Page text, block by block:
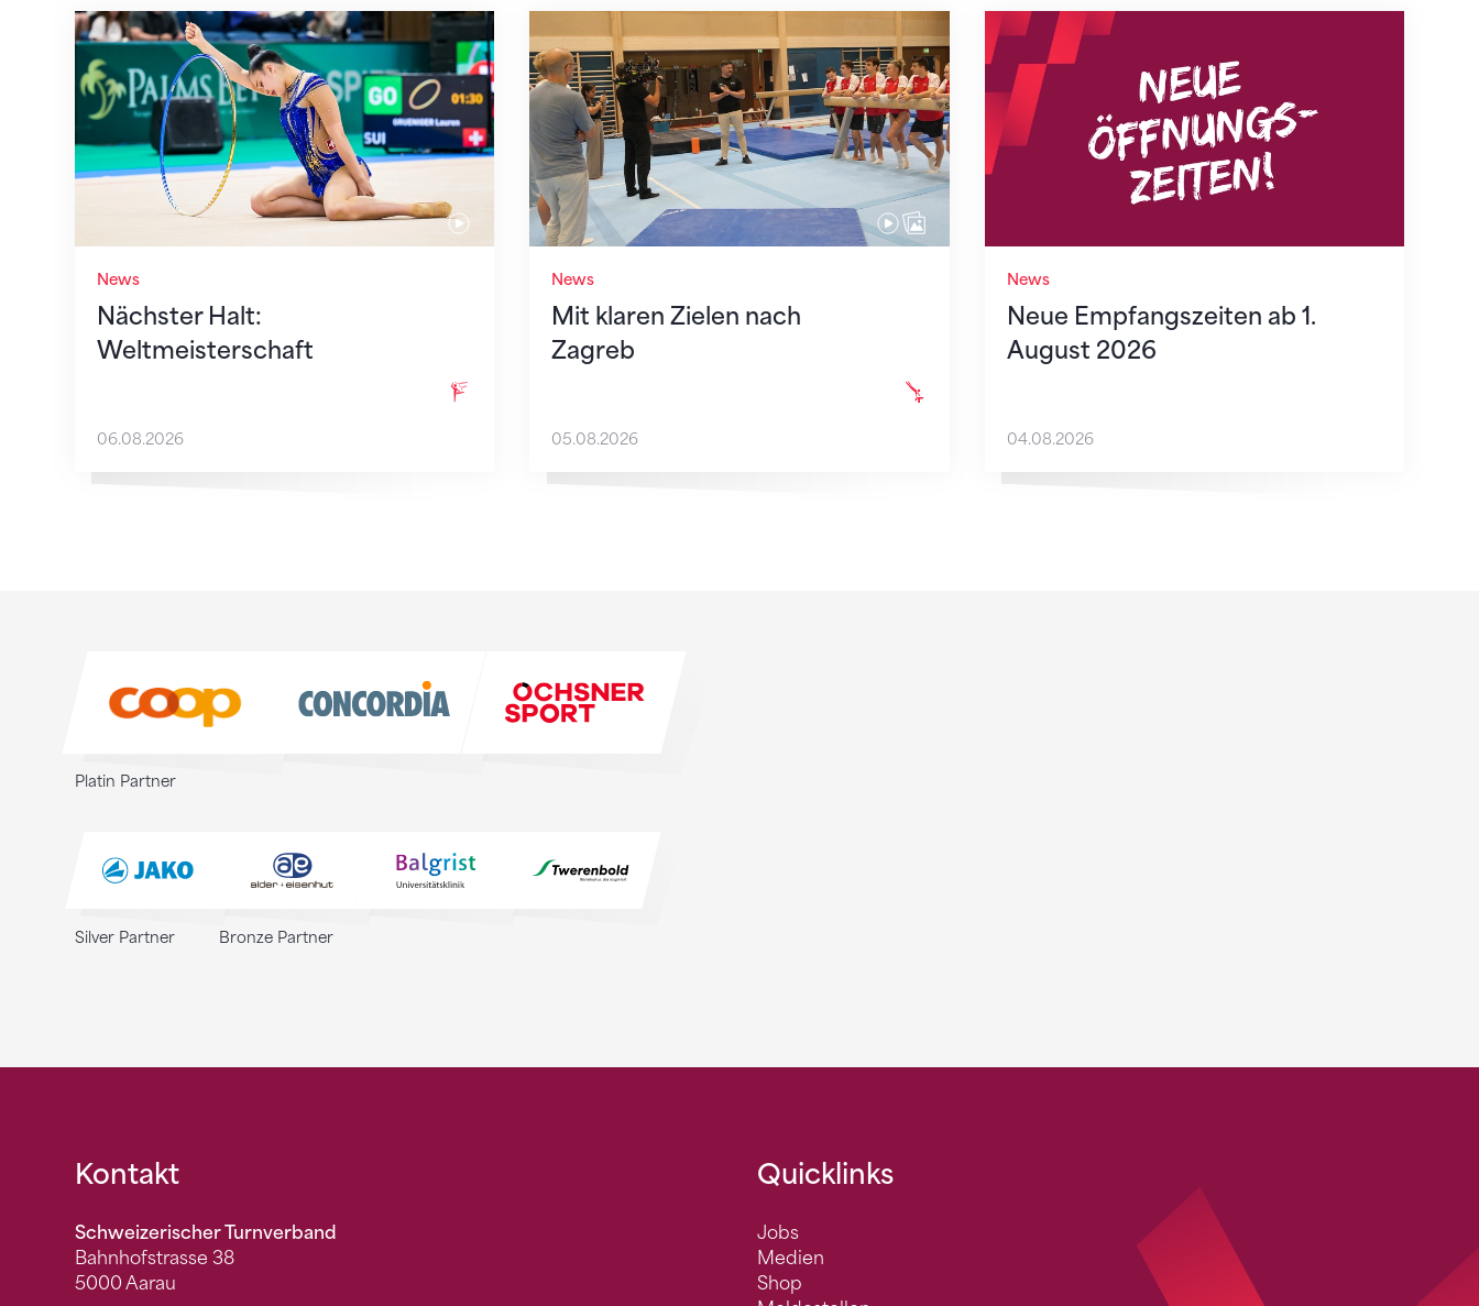
News
Nächster Halt:
Weltmeisterschaft
Nächster Halt: Weltmeisterschaft
06.08.2026
News
Mit klaren Zielen nach
Zagreb
Mit klaren Zielen nach Zagreb
05.08.2026
News
Neue Empfangszeiten ab 1.
August 2026
Neue Empfangszeiten ab 1. August 2026
04.08.2026
Platin Partner
Silver Partner Bronze Partner
Fusszeile
Kontakt
Schweizerischer Turnverband
Bahnhofstrasse 38
5000 Aarau
Quicklinks
Jobs
Medien
Shop